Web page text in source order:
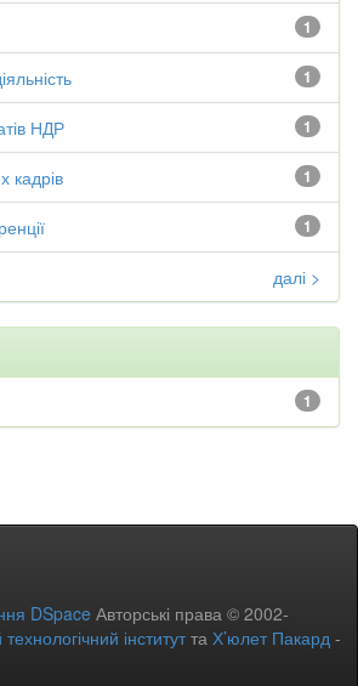
1
1
1
НДР
1
кадрів
1
далі >
1
DSpace Авторські права © 2002-
інститутта Х’юлет Пакард -